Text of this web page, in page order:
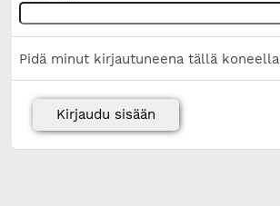
Pidä minut kirjautuneena tällä koneella